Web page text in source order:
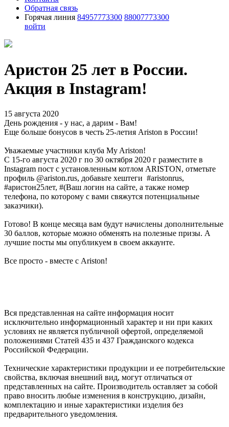
Обратная связь
Горячая линия 84957773300 88007773300
войти
Аристон 25 лет в России.
Акция в Instagram!
15 августа 2020
День рождения - у нас, а дарим - Вам!
Еще больше бонусов в честь 25-летия Ariston в России!
Уважаемые участники клуба My Ariston!
C 15-го августа 2020 г по 30 октября 2020 г разместите в
Instagram пост с установленным котлом ARISTON, отметьте
профиль @ariston.rus, добавьте хештеги #aristonrus,
#аристон25лет, #(Ваш логин на сайте, а также номер
телефона, по которому с вами свяжутся потенциальные
заказчики).
Готово! В конце месяца вам будут начислены дополнительные
30 баллов, которые можно обменять на полезные призы. А
лучшие посты мы опубликуем в своем аккаунте.
Все просто - вместе с Ariston!
Вся представленная на сайте информация носит
исключительно информационный характер и ни при каких
условиях не является публичной офертой, определяемой
положениями Статей 435 и 437 Гражданского кодекса
Российской Федерации.
Технические характеристики продукции и ее потребительские
свойства, включая внешний вид, могут отличаться от
представленных на сайте. Производитель оставляет за собой
право вносить любые изменения в конструкцию, дизайн,
комплектацию и иные характеристики изделия без
предварительного уведомления.